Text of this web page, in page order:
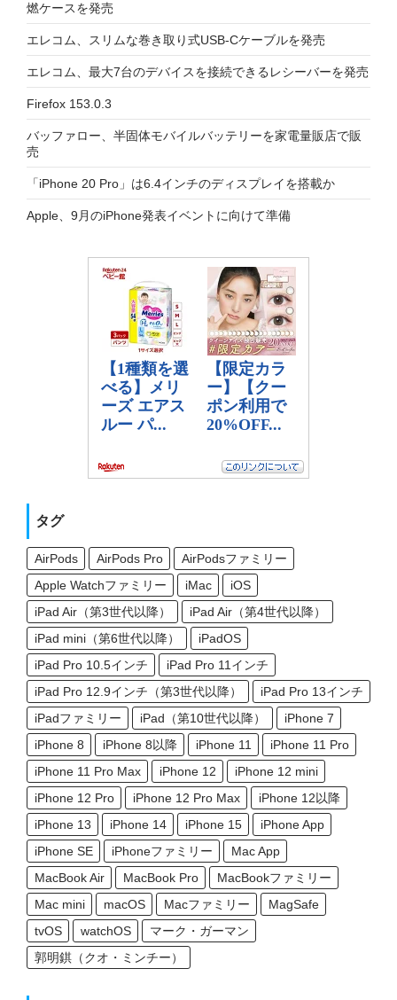
燃ケースを発売
エレコム、スリムな巻き取り式USB-Cケーブルを発売
エレコム、最大7台のデバイスを接続できるレシーバーを発売
Firefox 153.0.3
バッファロー、半固体モバイルバッテリーを家電量販店で販
売
「iPhone 20 Pro」は6.4インチのディスプレイを搭載か
Apple、9月のiPhone発表イベントに向けて準備
タグ
AirPods AirPods Pro
AirPodsファミリー
Apple Watchファミリー
iMac
iOS
iPad Air（第3世代以降）
iPad Air（第4世代以降）
iPad mini（第6世代以降）
iPadOS
iPad Pro 10.5インチ
iPad Pro 11インチ
iPad Pro 12.9インチ（第3世代以降）
iPad Pro 13インチ
iPadファミリー
iPad（第10世代以降）
iPhone 7
iPhone 8
iPhone 8以降 iPhone 11
iPhone 11 Pro
iPhone 11 Pro Max
iPhone 12
iPhone 12 mini
iPhone 12 Pro
iPhone 12 Pro Max
iPhone 12以降
iPhone 13
iPhone 14 iPhone 15
iPhone App
iPhone SE
iPhoneファミリー
Mac App
MacBook Air
MacBook Pro
MacBookファミリー
Mac mini
macOS Macファミリー
MagSafe
tvOS
watchOS
マーク・ガーマン
郭明錤（クオ・ミンチー）